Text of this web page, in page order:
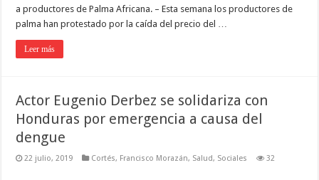
a productores de Palma Africana. – Esta semana los productores de
palma han protestado por la caída del precio del …
Leer más
Actor Eugenio Derbez se solidariza con
Honduras por emergencia a causa del
dengue
22 julio, 2019 Cortés, Francisco Morazán, Salud, Sociales 32